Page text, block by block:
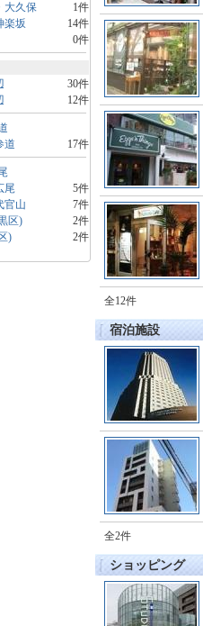
大久保
1件
楽坂
14件
0件
30件
12件
道
17件
尾
5件
官山
7件
区)
2件
)
2件
全12件
宿泊施設
全2件
ショッピング